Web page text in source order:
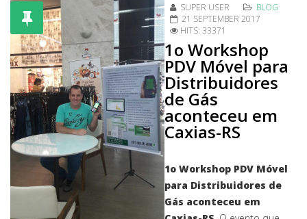
SUPER USER
BLOG
21 SEPTEMBER 2017
HITS: 33371
1o Workshop
PDV Móvel para
Distribuidores
de Gás
aconteceu em
Caxias-RS
1o Workshop PDV Móvel
para Distribuidores de
Gás aconteceu em